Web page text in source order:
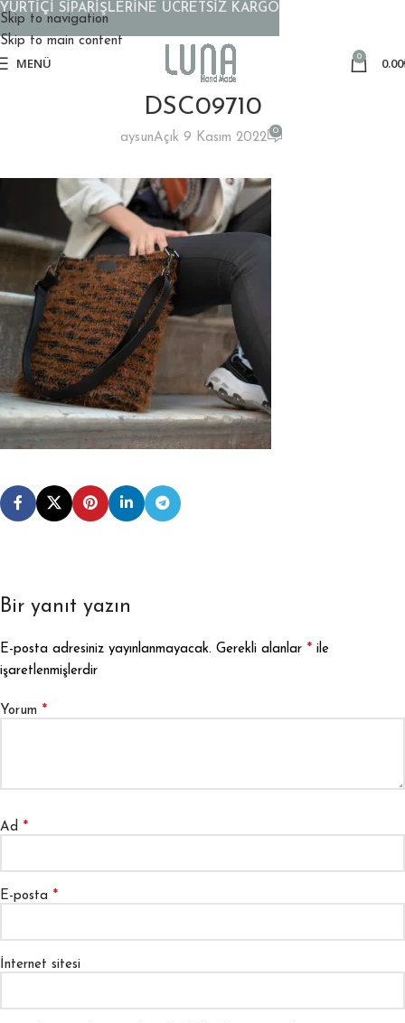
Skip to navigation
Skip to main content
MENÜ 0 0.00
DSC09710
aysunAçık 9 Kasım 2022
0
Bir yanıt yazın
E-posta adresiniz yayınlanmayacak. Gerekli alanlar * ile
işaretlenmişlerdir
Yorum *
Ad *
E-posta *
İnternet sitesi
YURTİÇİ SİPARİŞLERİNE ÜCRETSİZ KARGO